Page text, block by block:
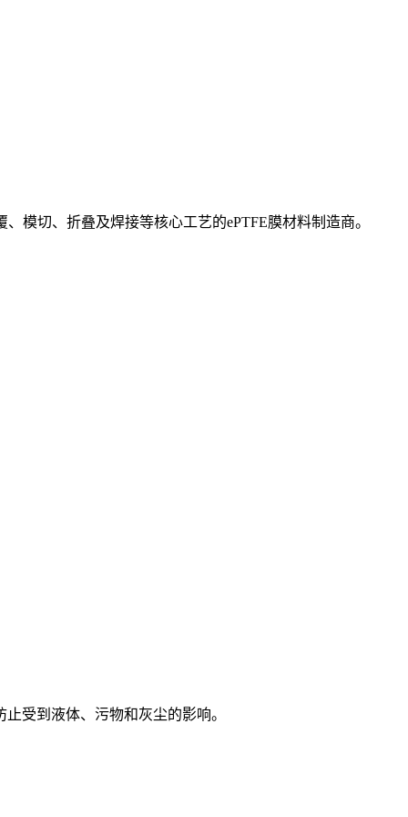
模切、折叠及焊接等核心工艺的ePTFE膜材料制造商。
受到液体、污物和灰尘的影响。